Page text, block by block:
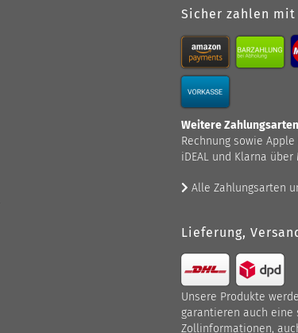
Sicher zahlen mit
Weitere
Rechnung sowie
iDEAL und Klarna
Alle Zahlungsarten
Lieferung,
Unsere Produkte
garantieren auch eine
Zollinformationen,